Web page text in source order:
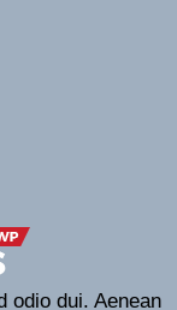
odio dui. Aenean